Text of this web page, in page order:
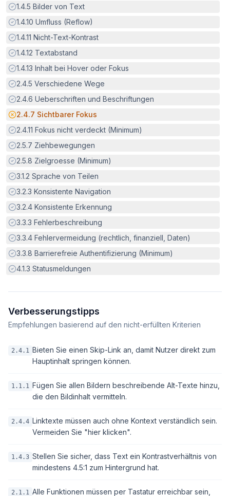
Erfüllt:
1.4.5 Bilder von Text
Erfüllt:
1.4.10 Umfluss (Reflow)
Erfüllt:
1.4.11 Nicht-Text-Kontrast
Erfüllt:
1.4.12 Textabstand
Erfüllt:
1.4.13 Inhalt bei Hover oder Fokus
Erfüllt:
2.4.5 Verschiedene Wege
Erfüllt:
2.4.6 Ueberschriften und Beschriftungen
Potenzielle Barriere:
2.4.7 Sichtbarer Fokus
Erfüllt:
2.4.11 Fokus nicht verdeckt (Minimum)
Erfüllt:
2.5.7 Ziehbewegungen
Erfüllt:
2.5.8 Zielgroesse (Minimum)
Erfüllt:
3.1.2 Sprache von Teilen
Erfüllt:
3.2.3 Konsistente Navigation
Erfüllt:
3.2.4 Konsistente Erkennung
Erfüllt:
3.3.3 Fehlerbeschreibung
Erfüllt:
3.3.4 Fehlervermeidung (rechtlich, finanziell, Daten)
Erfüllt:
3.3.8 Barrierefreie Authentifizierung (Minimum)
Erfüllt:
4.1.3 Statusmeldungen
Verbesserungstipps
Empfehlungen basierend auf den nicht-erfüllten Kriterien
2.4.1 Bieten Sie einen Skip-Link an, damit Nutzer direkt zum
Hauptinhalt springen können.
1.1.1 Fügen Sie allen Bildern beschreibende Alt-Texte hinzu,
die den Bildinhalt vermitteln.
2.4.4 Linktexte müssen auch ohne Kontext verständlich sein.
Vermeiden Sie "hier klicken".
1.4.3 Stellen Sie sicher, dass Text ein Kontrastverhältnis von
mindestens 4.5:1 zum Hintergrund hat.
2.1.1 Alle Funktionen müssen per Tastatur erreichbar sein,